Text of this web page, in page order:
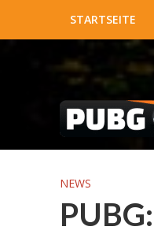
STARTSEITE
NEWS